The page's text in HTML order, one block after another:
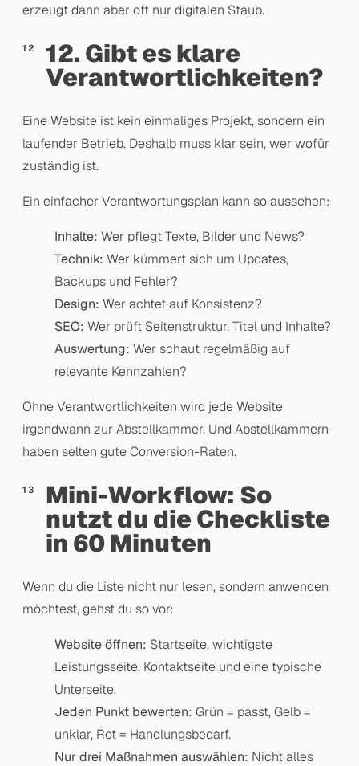
erzeugt dann aber oft nur digitalen Staub.
12. Gibt es klare
Verantwortlichkeiten?
Eine Website ist kein einmaliges Projekt, sondern ein
laufender Betrieb. Deshalb muss klar sein, wer wofür
zuständig ist.
Ein einfacher Verantwortungsplan kann so aussehen:
Inhalte: Wer pflegt Texte, Bilder und News?
Technik: Wer kümmert sich um Updates,
Backups und Fehler?
Design: Wer achtet auf Konsistenz?
SEO: Wer prüft Seitenstruktur, Titel und Inhalte?
Auswertung: Wer schaut regelmäßig auf
relevante Kennzahlen?
Ohne Verantwortlichkeiten wird jede Website
irgendwann zur Abstellkammer. Und Abstellkammern
haben selten gute Conversion-Raten.
Mini-Workflow: So
nutzt du die Checkliste
in 60 Minuten
Wenn du die Liste nicht nur lesen, sondern anwenden
möchtest, gehst du so vor:
Website öffnen: Startseite, wichtigste
Leistungsseite, Kontaktseite und eine typische
Unterseite.
Jeden Punkt bewerten: Grün = passt, Gelb =
unklar, Rot = Handlungsbedarf.
Nur drei Maßnahmen auswählen: Nicht alles